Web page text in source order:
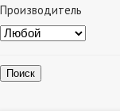
Производитель
Поиск